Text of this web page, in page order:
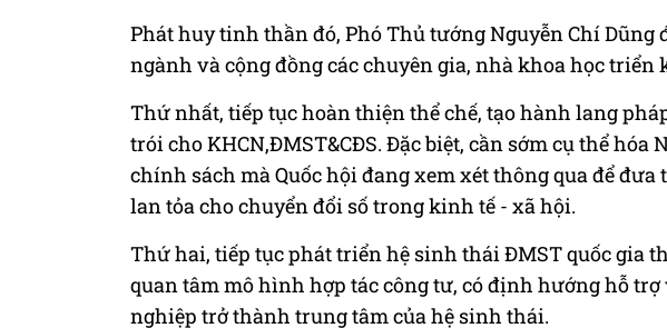
Phát huy tinh thần đó, Phó Thủ tướng Nguyễn Chí Dũng
ngành và cộng đồng các chuyên gia, nhà khoa học triển
Thứ nhất, tiếp tục hoàn thiện thể chế, tạo hành lang
trói cho KHCN,ĐMST&CĐS. Đặc biệt, cần sớm cụ thể hóa
chính sách mà Quốc hội đang xem xét thông qua để
lan tỏa cho chuyển đổi số trong kinh tế - xã hội.
Thứ hai, tiếp tục phát triển hệ sinh thái ĐMST quốc gia
quan tâm mô hình hợp tác công tư, có định hướng hỗ
nghiệp trở thành trung tâm của hệ sinh thái.